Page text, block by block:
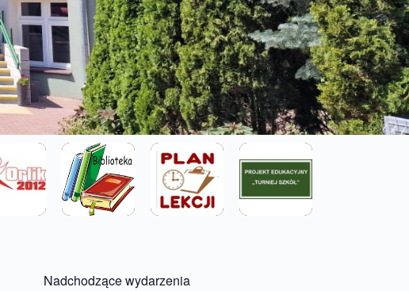
Nadchodzące wydarzenia